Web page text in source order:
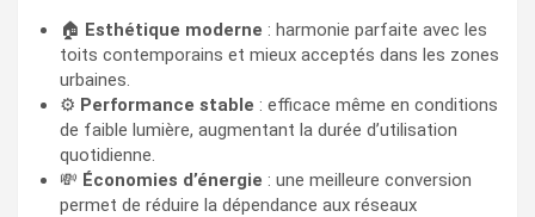
🏠 Esthétique moderne : harmonie parfaite avec les
toits contemporains et mieux acceptés dans les zones
urbaines.
⚙️ Performance stable : efficace même en conditions
de faible lumière, augmentant la durée d’utilisation
quotidienne.
💸 Économies d’énergie : une meilleure conversion
permet de réduire la dépendance aux réseaux